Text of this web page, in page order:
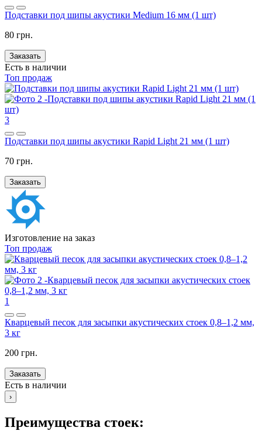
Подставки под шипы акустики Medium 16 мм (1 шт)
80 грн.
Заказать
Есть в наличии
Топ продаж
3
Подставки под шипы акустики Rapid Light 21 мм (1 шт)
70 грн.
Заказать
Изготовление на заказ
Топ продаж
1
Кварцевый песок для засыпки акустических стоек 0,8–1,2 мм,
3 кг
200 грн.
Заказать
Есть в наличии
›
Преимущества стоек: